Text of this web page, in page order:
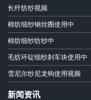
长纤纺纱视频
棉纺细纱钢丝圈使用中
棉纺细纱纺纱中
毛纺环锭细纱刹车块使用中
雪尼尔纱尼龙钩使用视频
新闻资讯